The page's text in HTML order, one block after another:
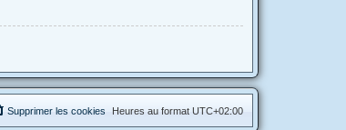
Heures au format UTC+02:00
Supprimer les cookies